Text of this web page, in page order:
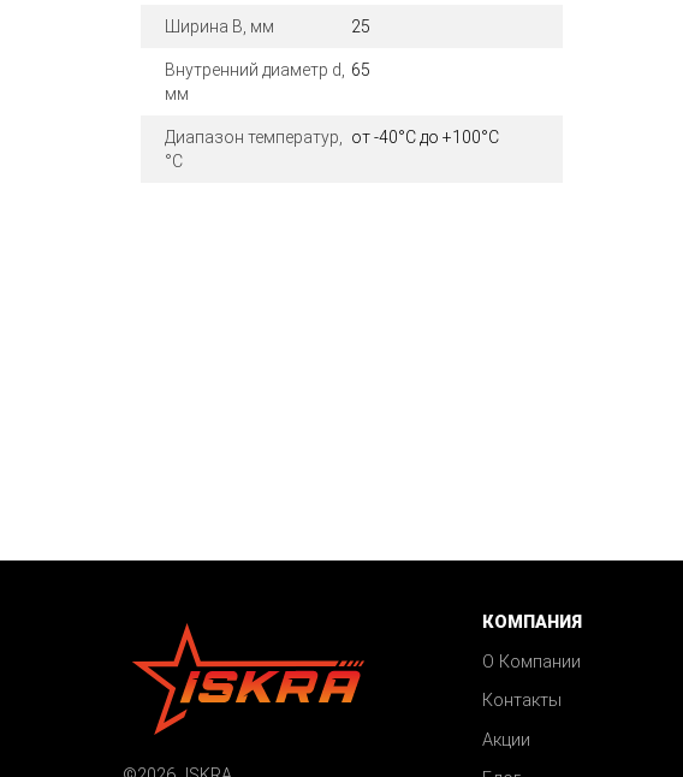
Ширина B, мм 25
Внутренний диаметр d,
мм
65
Диапазон температур,
°C
от -40°C до +100°C
КОМПАНИЯ
О Компании
Контакты
Акции